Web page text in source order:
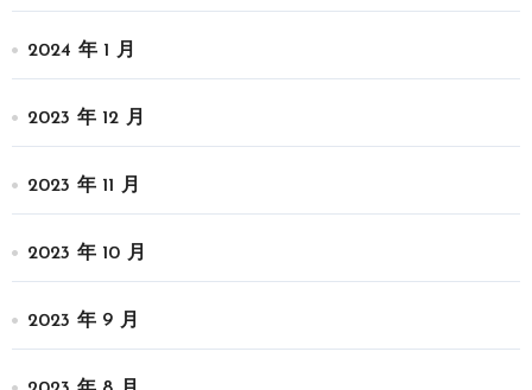
2024 年 1 月
2023 年 12 月
2023 年 11 月
2023 年 10 月
2023 年 9 月